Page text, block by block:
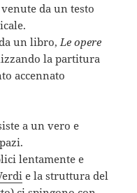
da un testo
un libro, Le opere
la partitura
accennato
a un vero e
lentamente e
e la struttura del